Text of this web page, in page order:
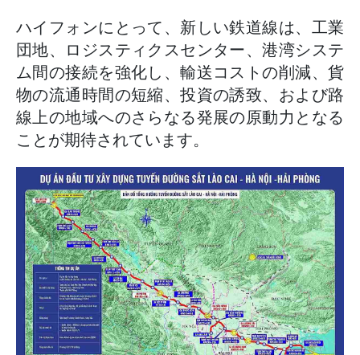
ハイフォンにとって、新しい鉄道線は、工業
団地、ロジスティクスセンター、港湾システ
ム間の接続を強化し、輸送コストの削減、貨
物の流通時間の短縮、投資の誘致、および路
線上の地域へのさらなる発展の原動力となる
ことが期待されています。